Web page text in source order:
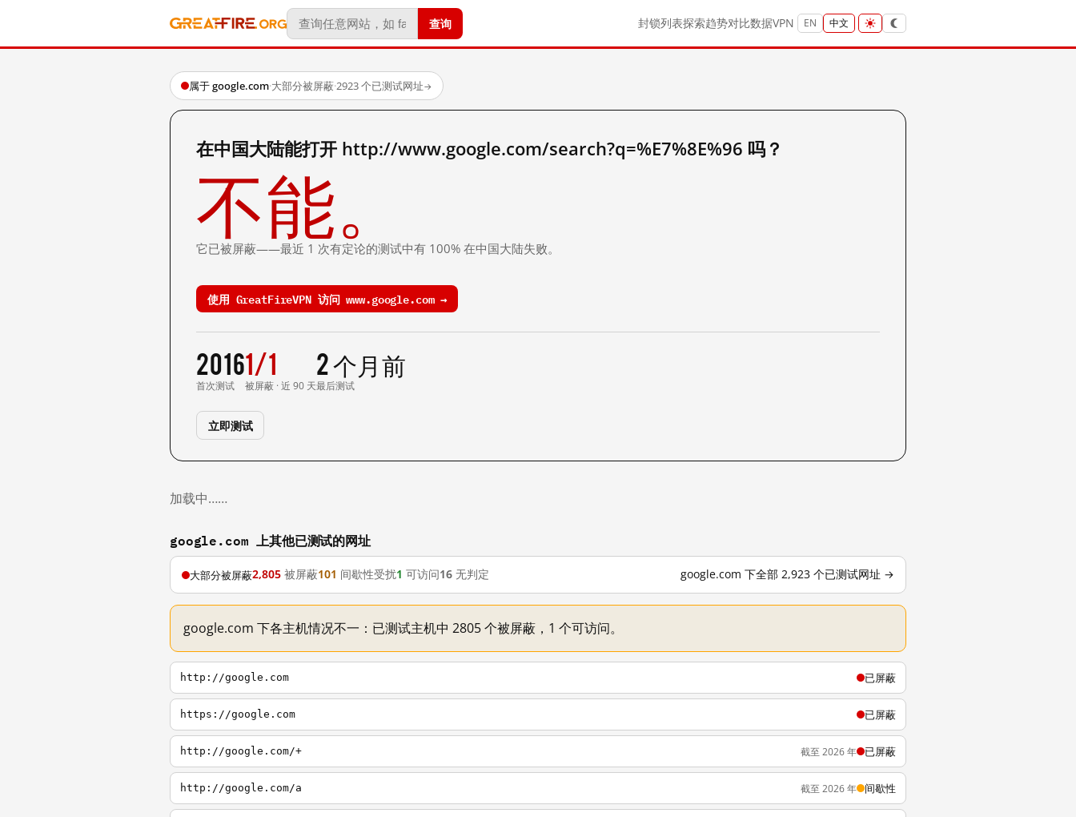
查询 封锁列表探索趋势对比数据VPN EN 中文
属于 google.com·大部分被屏蔽·2923 个已测试网址→
在中国大陆能打开 http://www.google.com/search?q=%E7%8E%96 吗？
不能。
它已被屏蔽——最近 1 次有定论的测试中有 100% 在中国大陆失败。
使用 GreatFireVPN 访问 www.google.com →
2016
首次测试
1/1
被屏蔽 · 近 90 天
2 个月前
最后测试
立即测试
加载中……
google.com 上其他已测试的网址
大部分被屏蔽2,805 被屏蔽101 间歇性受扰1 可访问16 无判定 google.com 下全部 2,923 个已测试网址 →
google.com 下各主机情况不一：已测试主机中 2805 个被屏蔽，1 个可访问。
http://google.com 已屏蔽
https://google.com 已屏蔽
http://google.com/+ 截至 2026 年 已屏蔽
http://google.com/a 截至 2026 年 间歇性